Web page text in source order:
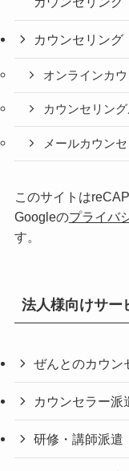
カウンセリング
オンラインカ
カウンセリン
メールカウン
このサイトは
Googleのプライバ
す。
法人様向けサー
ぜんとのカウン
カウンセラー派
研修・講師派遣